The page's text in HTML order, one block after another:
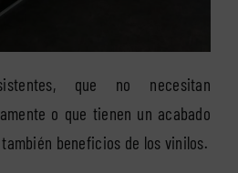
que no necesitan
o que tienen un acabado
beneficios de los vinilos.